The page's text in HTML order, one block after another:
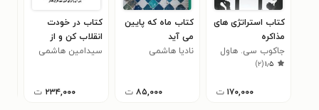
کتاب استراتژی های
مذاکره
جاکوب سی. هاول
۱٫۵(۲)
۱۷۰,۰۰۰ ت
کتاب ماه که پایین
می آید
نادیا هاشمی
۸۵,۰۰۰ ت
کتاب در خودت
انقلاب کن و از
خودت نابغه بساز
سیدامین هاشمی
۲۳۴,۰۰۰ ت